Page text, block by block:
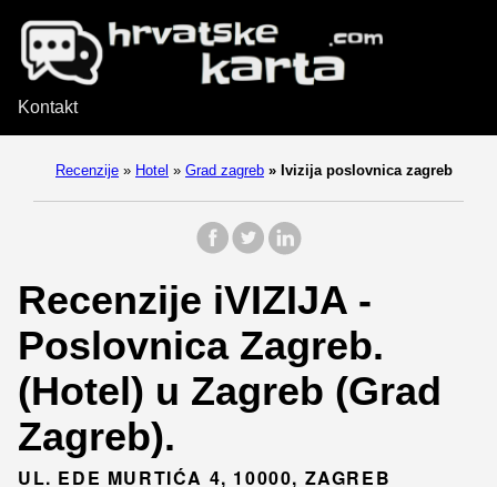
Kontakt
Recenzije » Hotel » Grad zagreb » Ivizija poslovnica zagreb
Recenzije iVIZIJA -
Poslovnica Zagreb.
(Hotel) u Zagreb (Grad
Zagreb).
UL. EDE MURTIĆA 4, 10000, ZAGREB